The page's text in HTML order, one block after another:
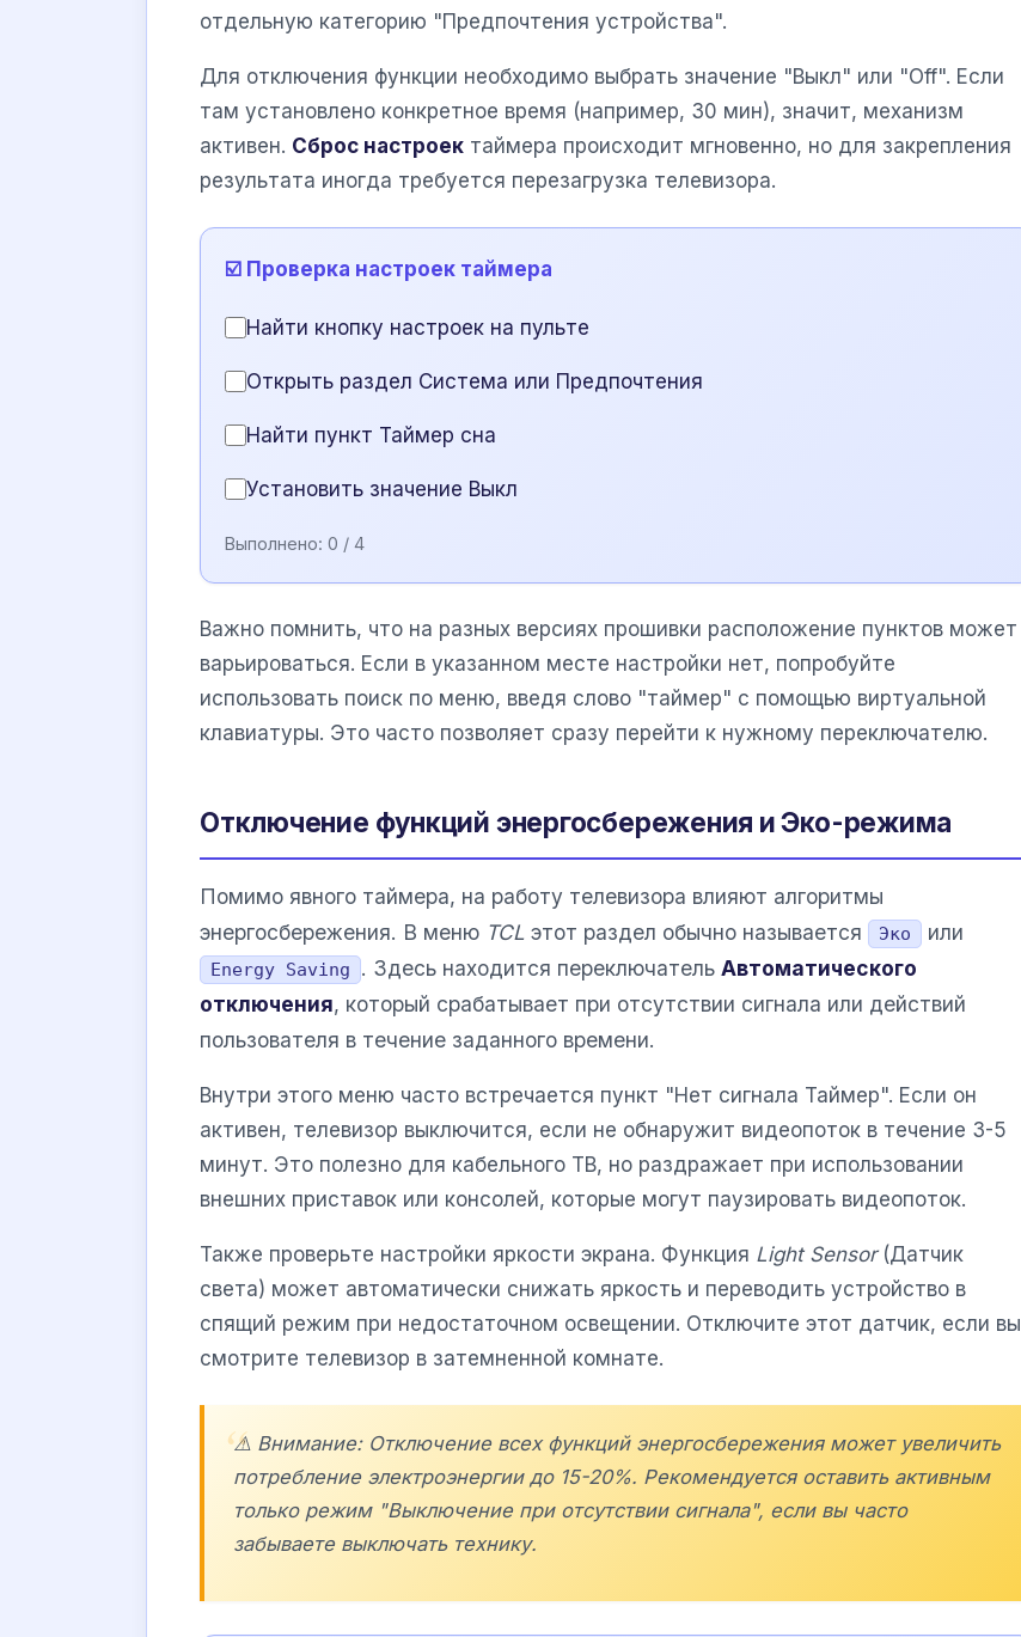
отдельную категорию "Предпочтения устройства".
Для отключения функции необходимо выбрать значение "Выкл" или "Off". Если
там установлено конкретное время (например, 30 мин), значит, механизм
активен. Сброс настроек таймера происходит мгновенно, но для закрепления
результата иногда требуется перезагрузка телевизора.
☑️ Проверка настроек таймера
Найти кнопку настроек на пульте
Открыть раздел Система или Предпочтения
Найти пункт Таймер сна
Установить значение Выкл
Выполнено: 0 / 4
Важно помнить, что на разных версиях прошивки расположение пунктов может
варьироваться. Если в указанном месте настройки нет, попробуйте
использовать поиск по меню, введя слово "таймер" с помощью виртуальной
клавиатуры. Это часто позволяет сразу перейти к нужному переключателю.
Отключение функций энергосбережения и Эко-режима
Помимо явного таймера, на работу телевизора влияют алгоритмы
энергосбережения. В меню TCL этот раздел обычно называется Эко или
Energy Saving . Здесь находится переключатель Автоматического
отключения, который срабатывает при отсутствии сигнала или действий
пользователя в течение заданного времени.
Внутри этого меню часто встречается пункт "Нет сигнала Таймер". Если он
активен, телевизор выключится, если не обнаружит видеопоток в течение 3-5
минут. Это полезно для кабельного ТВ, но раздражает при использовании
внешних приставок или консолей, которые могут паузировать видеопоток.
Также проверьте настройки яркости экрана. Функция Light Sensor(Датчик
света) может автоматически снижать яркость и переводить устройство в
спящий режим при недостаточном освещении. Отключите этот датчик, если вы
смотрите телевизор в затемненной комнате.
⚠️ Внимание: Отключение всех функций энергосбережения может увеличить
потребление электроэнергии до 15-20%. Рекомендуется оставить активным
только режим "Выключение при отсутствии сигнала", если вы часто
забываете выключать технику.